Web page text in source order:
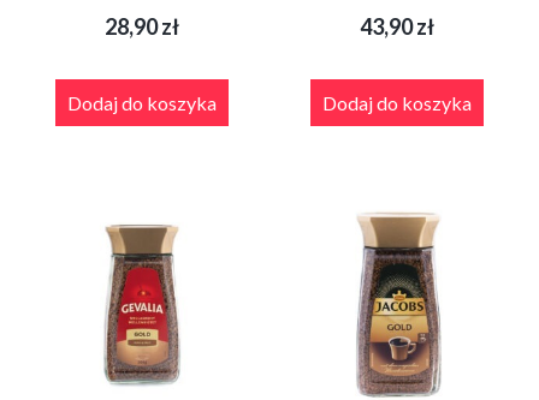
28,90zł
Dodaj do koszyka
43,90zł
Dodaj do koszyka